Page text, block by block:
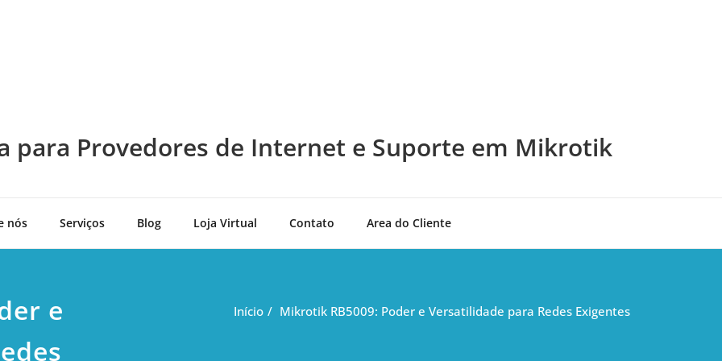
para Provedores de Internet e Suporte em Mikrotik
nós Serviços Blog Loja Virtual Contato Area do Cliente
e
Início Mikrotik RB5009: Poder e Versatilidade para Redes Exigentes